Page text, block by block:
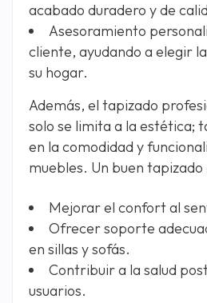
acabado duradero y de
Asesoramiento
cliente, ayudando a elegir
su hogar.
Además, el tapizado
solo se limita a la estética;
en la comodidad y
muebles. Un buen tapizado
Mejorar el confort al
Ofrecer soporte
en sillas y sofás.
Contribuir a la salud
usuarios.